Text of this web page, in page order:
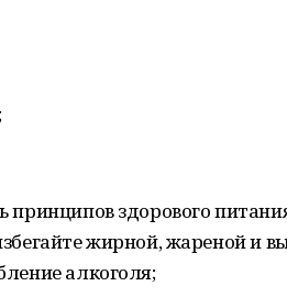
принципов здорового
жирной, жареной и
алкоголя;